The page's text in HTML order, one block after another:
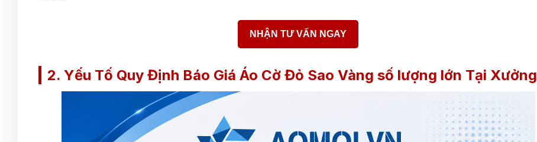
NHẬN TƯ VẤN NGAY
2. Yếu Tố Quy Định Báo Giá Áo Cờ Đỏ Sao Vàng số lượng lớn Tại Xưởng